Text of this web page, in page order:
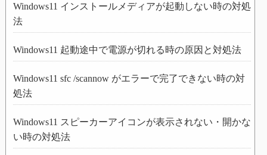
Windows11 インストールメディアが起動しない時の対処
法
Windows11 起動途中で電源が切れる時の原因と対処法
Windows11 sfc /scannow がエラーで完了できない時の対
処法
Windows11 スピーカーアイコンが表示されない・開かな
い時の対処法